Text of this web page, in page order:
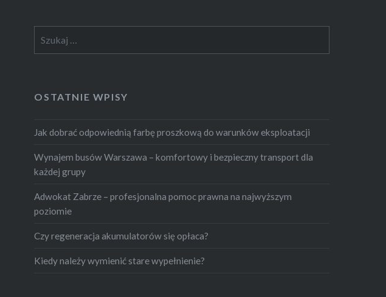
OSTATNIE WPISY
Jak dobrać odpowiednią farbę proszkową do warunków eksploatacji
Wynajem busów Warszawa – komfortowy i bezpieczny transport dla
każdej grupy
Adwokat Zabrze – profesjonalna pomoc prawna na najwyższym
poziomie
Czy regeneracja akumulatorów się opłaca?
Kiedy należy wymienić stare wypełnienie?